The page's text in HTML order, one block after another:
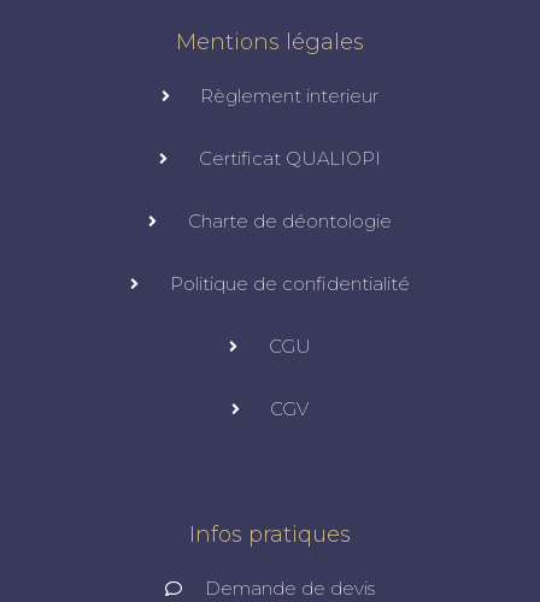
Mentions légales
Règlement interieur
Certificat QUALIOPI
Charte de déontologie
Politique de confidentialité
CGU
CGV
Infos pratiques
Demande de devis